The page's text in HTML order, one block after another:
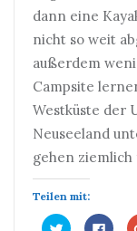
dann eine
nicht so weit
außerdem
Campsite
Westküste der
Neuseeland
gehen
Teilen mit:
Klick, Klick,